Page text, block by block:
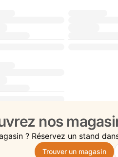
nos
? Réservez un stand
Trouver un magasin